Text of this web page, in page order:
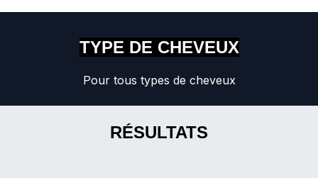
TYPE DE CHEVEUX
Pour tous types de cheveux
RÉSULTATS